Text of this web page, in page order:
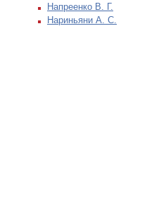
Напреенко В. Г.
Нариньяни А. С.